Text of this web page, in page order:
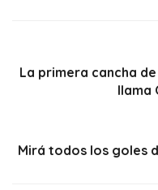
La primera cancha
llama
Mirá todos los goles